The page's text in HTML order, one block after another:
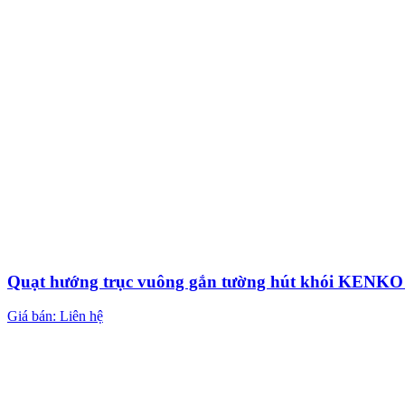
Quạt hướng trục vuông gắn tường hút khói
Giá bán: Liên hệ